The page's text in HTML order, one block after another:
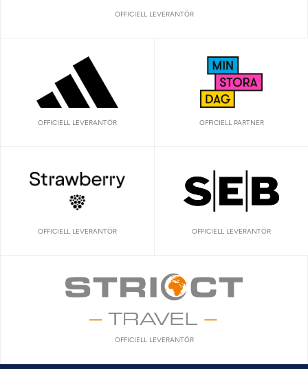
OFFICIELL LEVERANTÖR
OFFICIELL LEVERANTÖR OFFICIELL PARTNER
OFFICIELL LEVERANTÖR OFFICIELL LEVERANTÖR
OFFICIELL LEVERANTÖR